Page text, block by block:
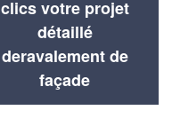
clics votre projet
détaillé
deravalement de
façade